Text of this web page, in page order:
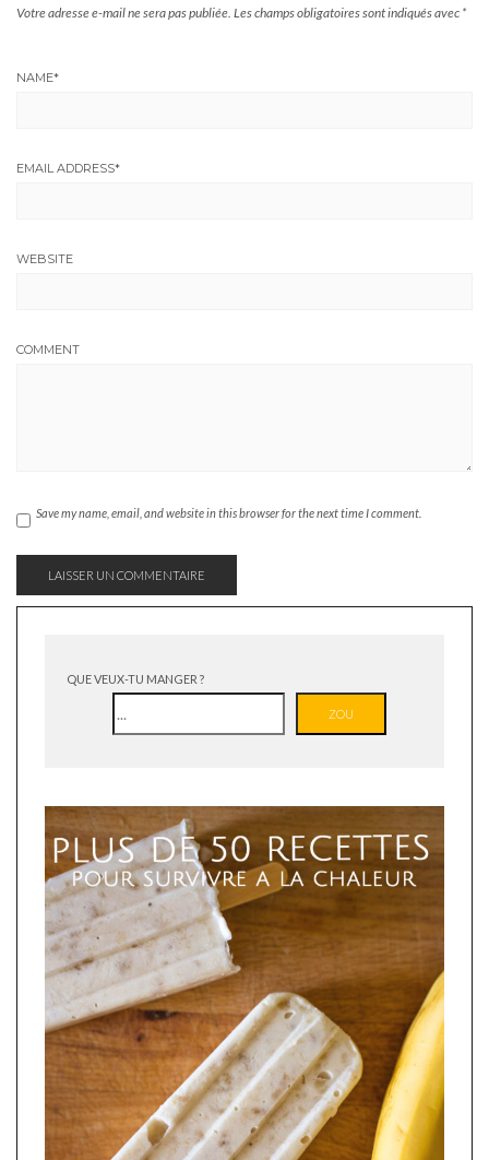
Votre adresse e-mail ne sera pas publiée. Les champs obligatoires sont indiqués avec *
NAME*
EMAIL ADDRESS*
WEBSITE
COMMENT
Save my name, email, and website in this browser for the next time I comment.
QUE VEUX-TU MANGER ?
ZOU